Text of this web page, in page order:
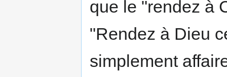
que le "rendez à
"Rendez à Dieu
simplement